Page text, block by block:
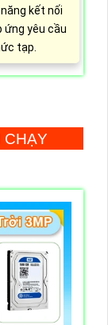
kết nối
ứng yêu cầu
tạp.
CHẠY